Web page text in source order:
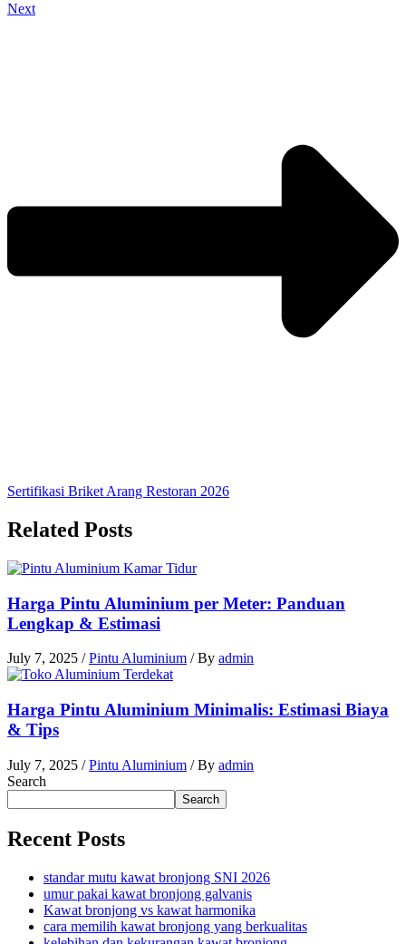
Next
Sertifikasi Briket Arang Restoran 2026
Related Posts
Harga Pintu Aluminium per Meter: Panduan
Lengkap & Estimasi
July 7, 2025 /Pintu Aluminium / By admin
Harga Pintu Aluminium Minimalis: Estimasi Biaya
& Tips
July 7, 2025 /Pintu Aluminium / By admin
Search
Search
Recent Posts
standar mutu kawat bronjong SNI 2026
umur pakai kawat bronjong galvanis
Kawat bronjong vs kawat harmonika
cara memilih kawat bronjong yang berkualitas